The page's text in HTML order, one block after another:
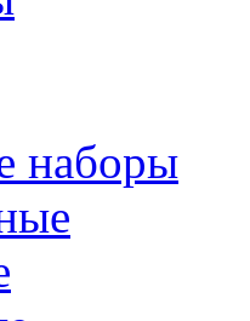
наборы